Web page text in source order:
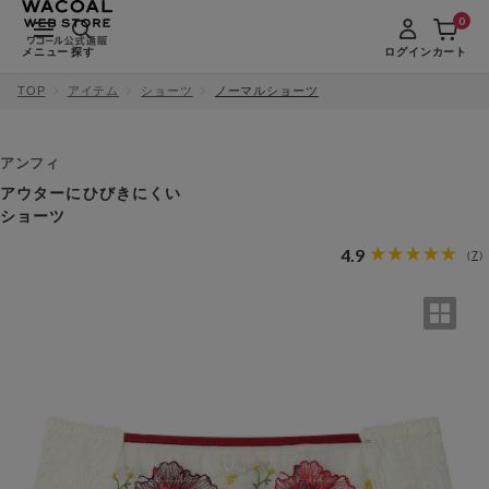
メニュー 探す ログインカート
0
TOP アイテム ショーツ ノーマルショーツ
アンフィ
アウターにひびきにくい
ショーツ
4.9 （7）